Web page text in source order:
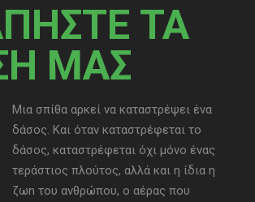
ΤΑ
ΜΑΣ
Μια σπίθα αρκεί να καταστρέψει ένα
δάσος. Και όταν καταστρέφεται το
δάσος, καταστρέφεται όχι μόνο ένας
τεράστιος πλούτος, αλλά και η ίδια η
ζωn του ανθρώπου, ο αέρας που